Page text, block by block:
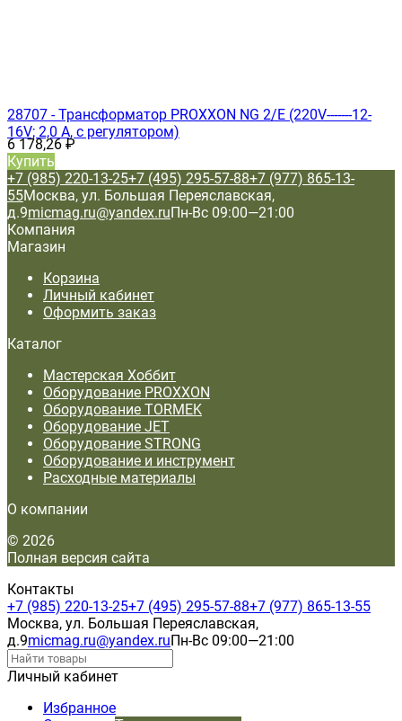
28707 - Трансформатор PROXXON NG 2/Е (220V-------12-
16V; 2,0 А, с регулятором)
6 178,26₽
Купить
+7 (985) 220-13-25+7 (495) 295-57-88+7 (977) 865-13-
55Москва, ул. Большая Переяславская,
д.9micmag.ru@yandex.ruПн-Вс 09:00—21:00
Компания
Магазин
Корзина
Личный кабинет
Оформить заказ
Каталог
Мастерская Хоббит
Оборудование PROXXON
Оборудование TORMEK
Оборудование JET
Оборудование STRONG
Оборудование и инструмент
Расходные материалы
О компании
© 2026
Полная версия сайта
Контакты
+7 (985) 220-13-25+7 (495) 295-57-88+7 (977) 865-13-55
Москва, ул. Большая Переяславская,
д.9micmag.ru@yandex.ruПн-Вс 09:00—21:00
Личный кабинет
Избранное